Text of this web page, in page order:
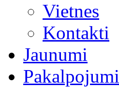
Vietnes
Kontakti
Jaunumi
Pakalpojumi